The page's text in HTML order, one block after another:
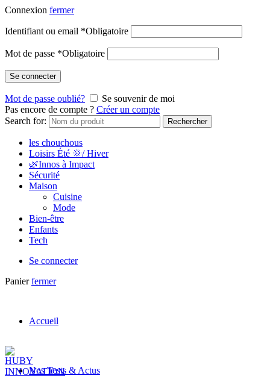
Connexion fermer
Identifiant ou email *Obligatoire
Mot de passe *Obligatoire
Se connecter
Mot de passe oublié?
Se souvenir de moi
Pas encore de compte ? Créer un compte
Search for:
Rechercher
les chouchous
Loisirs Été 🌞/ Hiver
🌿Innos à Impact
Sécurité
Maison
Cuisine
Mode
Bien-être
Enfants
Tech
Se connecter
Panier fermer
Accueil
Nos Tests & Actus